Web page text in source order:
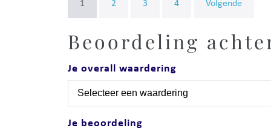
1 2 3 4 Volgende
Beoordeling
Je overall waardering
Je beoordeling